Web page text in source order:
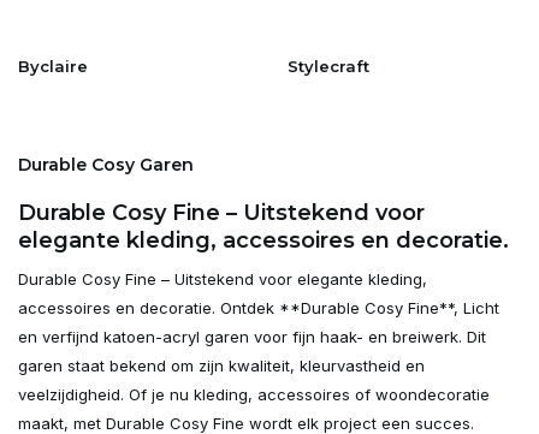
Byclaire Stylecraft
Durable Cosy Garen
Durable Cosy Fine – Uitstekend voor
elegante kleding, accessoires en decoratie.
Durable Cosy Fine – Uitstekend voor elegante kleding,
accessoires en decoratie. Ontdek **Durable Cosy Fine**, Licht
en verfijnd katoen-acryl garen voor fijn haak- en breiwerk. Dit
garen staat bekend om zijn kwaliteit, kleurvastheid en
veelzijdigheid. Of je nu kleding, accessoires of woondecoratie
maakt, met Durable Cosy Fine wordt elk project een succes.